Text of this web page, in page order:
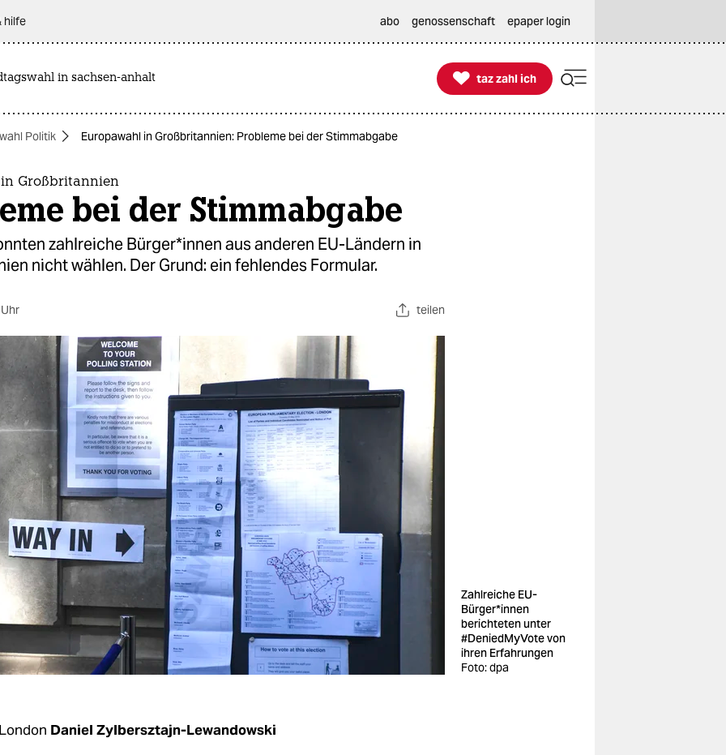
hilfe abo genossenschaft epaper login
in sachsen-anhalt 
taz zahl ich
taz zahl ich
Politik Europawahl in Großbritannien: Probleme bei der Stimmabgabe
Großbritannien
bei der Stimmabgabe
zahlreiche Bürger*innen aus anderen EU-Ländern in
nicht wählen. Der Grund: ein fehlendes Formular.
teilen
Zahlreiche EU-
Bürger*innen
berichteten unter
#DeniedMyVote von
ihren Erfahrungen
Foto: dpa
Daniel Zylbersztajn-Lewandowski